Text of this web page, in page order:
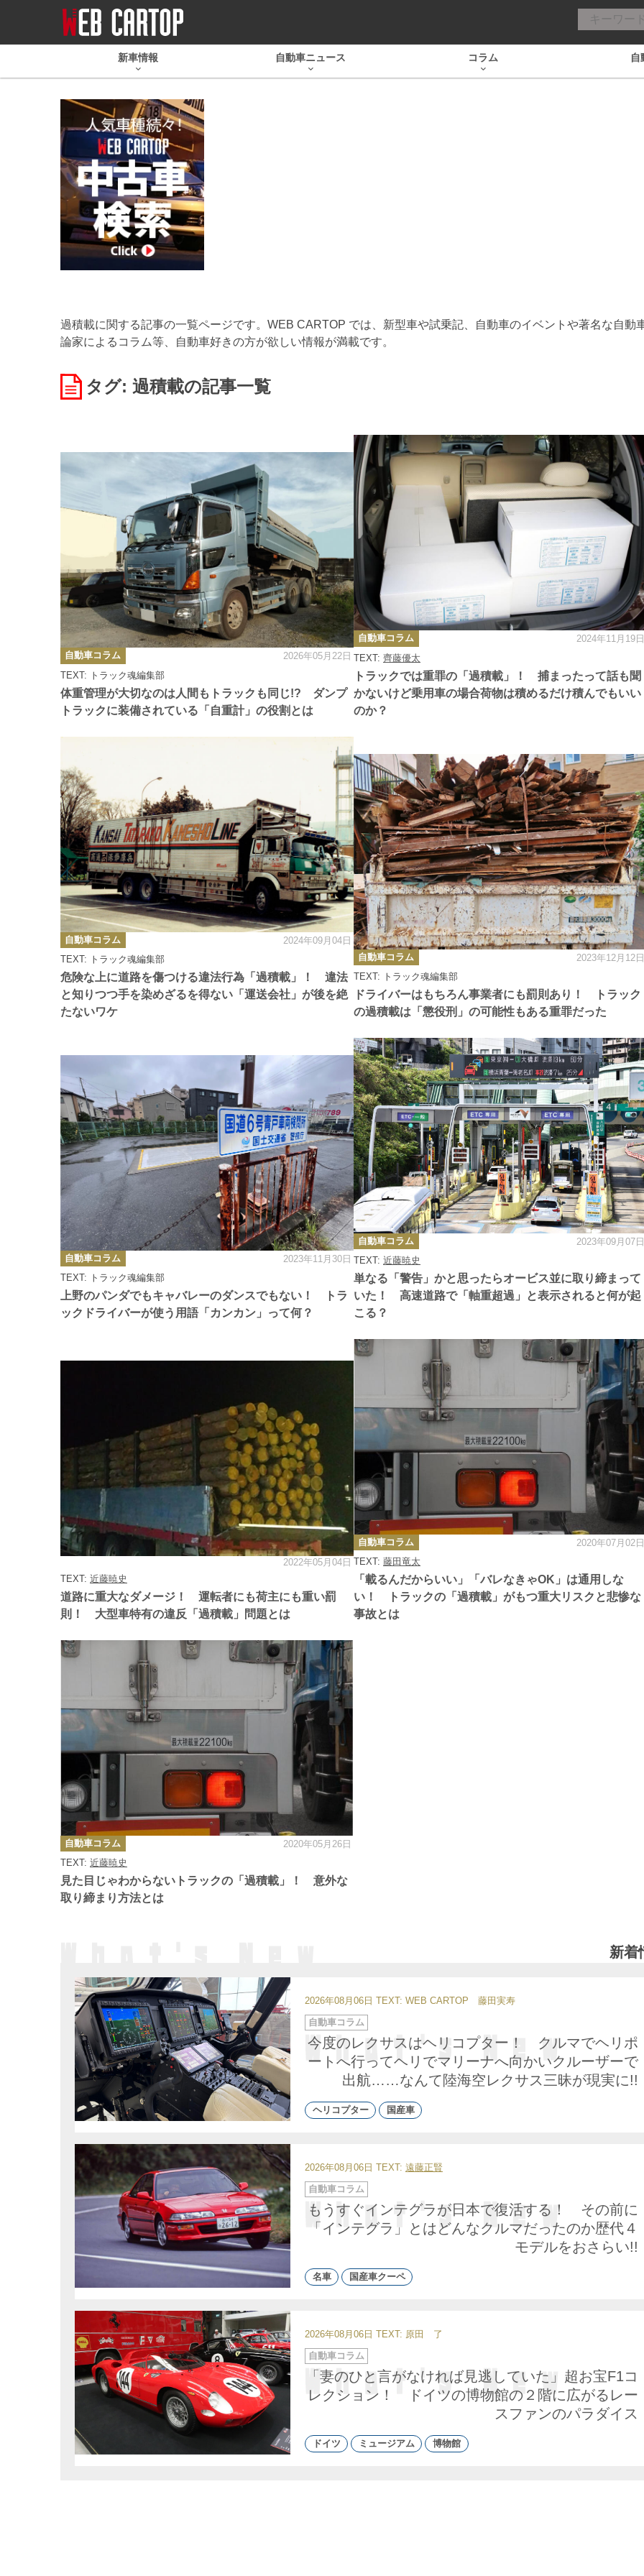
新車情報 自動車ニュース コラム 自
過積載に関する記事の一覧ページです。WEB CARTOP では、新型車や試乗記、自動車のイベントや著名な自動
論家によるコラム等、自動車好きの方が欲しい情報が満載です。
タグ: 過積載の記事一覧
体重管理が大切なのは人間もトラックも同じ!? ダンプ
トラックに装備されている「自重計」の役割とは
TEXT: トラック魂編集部
カ
テ
ゴ
リ
ー
自動車コラム 2026年05月22日
トラックでは重罪の「過積載」！ 捕まったって話も聞
かないけど乗用車の場合荷物は積めるだけ積んでもいい
のか？
TEXT: 齊藤優太
カ
テ
ゴ
リ
ー
自動車コラム 2024年11月19日
危険な上に道路を傷つける違法行為「過積載」！ 違法
と知りつつ手を染めざるを得ない「運送会社」が後を絶
たないワケ
TEXT: トラック魂編集部
カ
テ
ゴ
リ
ー
自動車コラム 2024年09月04日
ドライバーはもちろん事業者にも罰則あり！ トラック
の過積載は「懲役刑」の可能性もある重罪だった
TEXT: トラック魂編集部
カ
テ
ゴ
リ
ー
自動車コラム 2023年12月12日
上野のパンダでもキャバレーのダンスでもない！ トラ
ックドライバーが使う用語「カンカン」って何？
TEXT: トラック魂編集部
カ
テ
ゴ
リ
ー
自動車コラム 2023年11月30日
単なる「警告」かと思ったらオービス並に取り締まって
いた！ 高速道路で「軸重超過」と表示されると何が起
こる？
TEXT: 近藤暁史
カ
テ
ゴ
リ
ー
自動車コラム 2023年09月07日
道路に重大なダメージ！ 運転者にも荷主にも重い罰
則！ 大型車特有の違反「過積載」問題とは
TEXT: 近藤暁史
テ
ゴ
リ
ー
2022年05月04日
「載るんだからいい」「バレなきゃOK」は通用しな
い！ トラックの「過積載」がもつ重大リスクと悲惨な
事故とは
TEXT: 藤田竜太
カ
テ
ゴ
リ
ー
自動車コラム 2020年07月02日
見た目じゃわからないトラックの「過積載」！ 意外な
取り締まり方法とは
TEXT: 近藤暁史
カ
テ
ゴ
リ
ー
自動車コラム 2020年05月26日
新着
2026年08月06日 TEXT: WEB CARTOP 藤田実寿
今度のレクサスはヘリコプター！ クルマでヘリポ
ートへ行ってヘリでマリーナへ向かいクルーザーで
出航……なんて陸海空レクサス三昧が現実に!!
カ
テ
ゴ
リ
自動車コラム
ヘリコプター 国産車
2026年08月06日 TEXT: 遠藤正賢
もうすぐインテグラが日本で復活する！ その前に
「インテグラ」とはどんなクルマだったのか歴代４
モデルをおさらい!!
カ
テ
ゴ
リ
ー
自動車コラム
名車 国産車クーペ
2026年08月06日 TEXT: 原田 了
「妻のひと言がなければ見逃していた」超お宝F1コ
レクション！ ドイツの博物館の２階に広がるレー
スファンのパラダイス
カ
テ
ゴ
自動車コラム
ドイツ ミュージアム 博物館